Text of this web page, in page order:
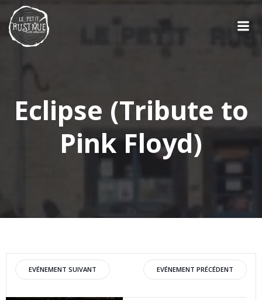
Eclipse (Tribute to
Pink Floyd)
Post
EVÉNEMENT SUIVANT
Post
EVÉNEMENT PRÉCÉDENT